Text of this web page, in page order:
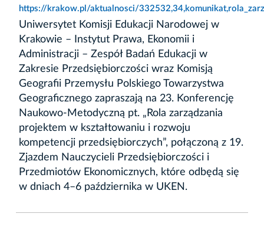
https://krakow.pl/aktualnosci/
Uniwersytet Komisji Edukacji Narodowej w
Krakowie – Instytut Prawa, Ekonomii i
Administracji – Zespół Badań Edukacji w
Zakresie Przedsiębiorczości wraz Komisją
Geografii Przemysłu Polskiego Towarzystwa
Geograficznego zapraszają na 23. Konferencję
Naukowo-Metodyczną pt. „Rola zarządzania
projektem w kształtowaniu i rozwoju
kompetencji przedsiębiorczych”, połączoną z 19.
Zjazdem Nauczycieli Przedsiębiorczości i
Przedmiotów Ekonomicznych, które odbędą się
w dniach 4–6 października w UKEN.